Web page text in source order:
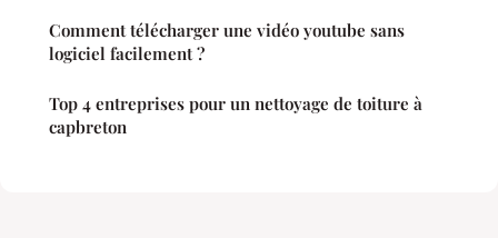
Comment télécharger une vidéo youtube sans
logiciel facilement ?
Top 4 entreprises pour un nettoyage de toiture à
capbreton